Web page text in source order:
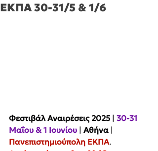
ΕΚΠΑ 30-31/5 & 1/6
Φεστιβάλ Αναιρέσεις 2025 | 30-31
Μαΐου & 1 Ιουνίου | Αθήνα |
Πανεπιστημιούπολη ΕΚΠΑ.